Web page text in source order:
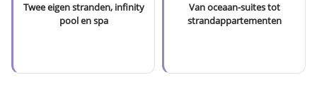
Twee eigen stranden, infinity
pool en spa
Van oceaan-suites tot
strandappartementen